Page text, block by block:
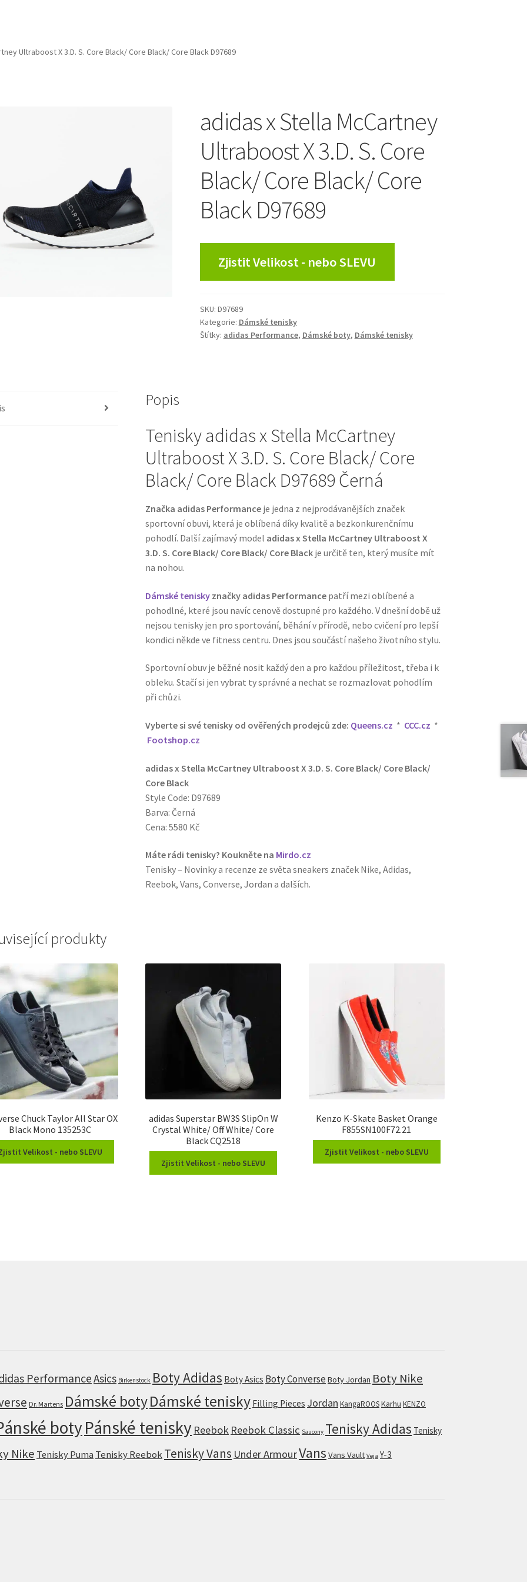
Ultraboost X 3.D. S. Core Black/ Core Black/ Core Black D97689
adidas x Stella McCartney
Ultraboost X 3.D. S. Core
Black/ Core Black/ Core
Black D97689
Zjistit Velikost - nebo SLEVU
SKU: D97689
Kategorie: Dámské tenisky
Štítky: adidas Performance, Dámské boty, Dámské tenisky
Popis
Tenisky adidas x Stella McCartney
Ultraboost X 3.D. S. Core Black/ Core
Black/ Core Black D97689 Černá
Značka adidas Performance je jedna z nejprodávanějších značek
sportovní obuvi, která je oblíbená díky kvalitě a bezkonkurenčnímu
pohodlí. Další zajímavý model adidas x Stella McCartney Ultraboost X
3.D. S. Core Black/ Core Black/ Core Black je určitě ten, který musíte mít
na nohou.
Dámské tenisky značky adidas Performance patří mezi oblíbené a
pohodlné, které jsou navíc cenově dostupné pro každého. V dnešní době už
nejsou tenisky jen pro sportování, běhání v přírodě, nebo cvičení pro lepší
kondici někde ve fitness centru. Dnes jsou součástí našeho životního stylu.
Sportovní obuv je běžné nosit každý den a pro každou příležitost, třeba i k
obleku. Stačí si jen vybrat ty správné a nechat se rozmazlovat pohodlím
při chůzi.
Vyberte si své tenisky od ověřených prodejců zde: Queens.cz * CCC.cz *
Footshop.cz
adidas x Stella McCartney Ultraboost X 3.D. S. Core Black/ Core Black/
Core Black
Style Code: D97689
Barva: Černá
Cena: 5580 Kč
Máte rádi tenisky? Koukněte na Mirdo.cz
Tenisky – Novinky a recenze ze světa sneakers značek Nike, Adidas,
Reebok, Vans, Converse, Jordan a dalších.
produkty
Chuck Taylor All Star OX
Black Mono 135253C
Velikost - nebo SLEVU
adidas Superstar BW3S SlipOn W
Crystal White/ Off White/ Core
Black CQ2518
Zjistit Velikost - nebo SLEVU
Kenzo K-Skate Basket Orange
F855SN100F72.21
Zjistit Velikost - nebo SLEVU
PerformanceAsics Birkenstock Boty Adidas Boty Asics Boty Converse Boty Jordan Boty Nike
Dr. Martens Dámské botyDámské tenisky Filling Pieces Jordan KangaROOSKarhu KENZO
botyPánské tenisky Reebok Reebok Classic Saucony Tenisky Adidas Tenisky
Nike Tenisky Puma Tenisky ReebokTenisky Vans Under ArmourVans Vans Vault Veja Y-3